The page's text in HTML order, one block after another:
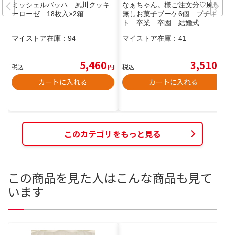
ミッシェルバッハ 夙川クッキ
ーローゼ 18枚入×2箱
マイストア在庫： 94
税込 5,460円
カートに入れる
なぁちゃん。様ご注文分♡風船
無しお菓子ブーケ6個 プチギフ
ト 卒業 卒園 結婚式
マイストア在庫： 41
税込 3,510
カートに入れる
このカテゴリをもっと見る
この商品を見た人はこんな商品も見て
います